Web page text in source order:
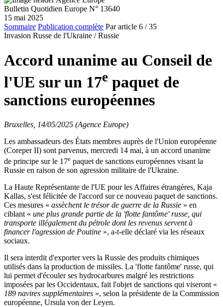
Bulletin Quotidien Europe N° 13640
15 mai 2025
Sommaire Publication complète Par article 6 / 35
Invasion Russe de l'Ukraine / Russie
Accord unanime au Conseil de
l'UE sur un 17e paquet de
sanctions européennes
Bruxelles, 14/05/2025 (Agence Europe)
Les ambassadeurs des États membres auprès de l'Union européenne
(Coreper II) sont parvenus, mercredi 14 mai, à un accord unanime
de principe sur le 17e paquet de sanctions européennes visant la
Russie en raison de son agression militaire de l'Ukraine.
La Haute Représentante de l'UE pour les Affaires étrangères, Kaja
Kallas, s'est félicitée de l'accord sur ce nouveau paquet de sanctions.
Ces mesures « assèchent le trésor de guerre de la Russie » en
ciblant « une plus grande partie de la 'flotte fantôme' russe, qui
transporte illégalement du pétrole dont les revenus servent à
financer l'agression de Poutine », a-t-elle déclaré via les réseaux
sociaux.
Il sera interdit d'exporter vers la Russie des produits chimiques
utilisés dans la production de missiles. La 'flotte fantôme' russe, qui
lui permet d'écouler ses hydrocarbures malgré les restrictions
imposées par les Occidentaux, fait l'objet de sanctions qui viseront «
189 navires supplémentaires », selon la présidente de la Commission
européenne, Ursula von der Leyen.